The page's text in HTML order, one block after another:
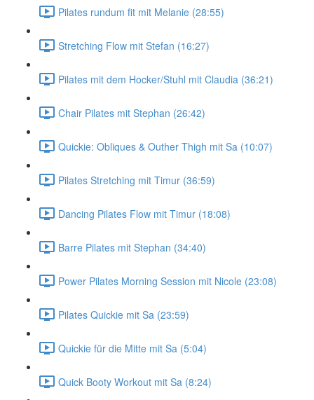
Pilates rundum fit mit Melanie (28:55)
Stretching Flow mit Stefan (16:27)
Pilates mit dem Hocker/Stuhl mit Claudia (36:21)
Chair Pilates mit Stephan (26:42)
Quickie: Obliques & Outher Thigh mit Sa (10:07)
Pilates Stretching mit Timur (36:59)
Dancing Pilates Flow mit Timur (18:08)
Barre Pilates mit Stephan (34:40)
Power Pilates Morning Session mit Nicole (23:08)
Pilates Quickie mit Sa (23:59)
Quickie für die Mitte mit Sa (5:04)
Quick Booty Workout mit Sa (8:24)